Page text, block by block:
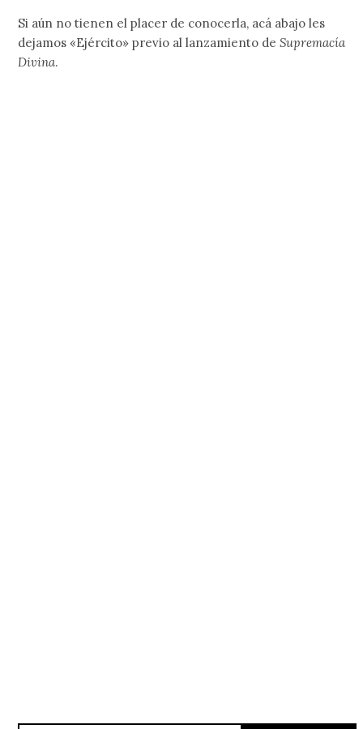
Si aún no tienen el placer de conocerla, acá abajo les
dejamos «Ejército» previo al lanzamiento deSupremacía
Divina.